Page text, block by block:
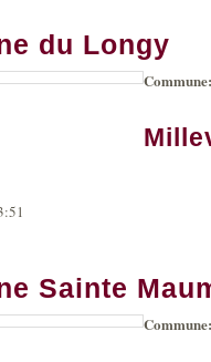
du Longy
Commune:
Sainte
Commune: